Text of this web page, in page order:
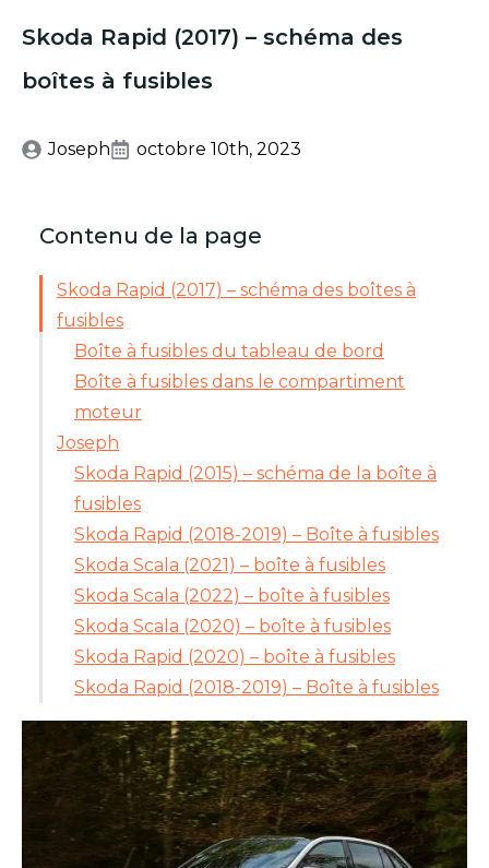
Skoda Rapid (2017) – schéma des
boîtes à fusibles
Joseph octobre 10th, 2023
Contenu de la page
Skoda Rapid (2017) – schéma des boîtes à
fusibles
Boîte à fusibles du tableau de bord
Boîte à fusibles dans le compartiment
moteur
Joseph
Skoda Rapid (2015) – schéma de la boîte à
fusibles
Skoda Rapid (2018-2019) – Boîte à fusibles
Skoda Scala (2021) – boîte à fusibles
Skoda Scala (2022) – boîte à fusibles
Skoda Scala (2020) – boîte à fusibles
Skoda Rapid (2020) – boîte à fusibles
Skoda Rapid (2018-2019) – Boîte à fusibles